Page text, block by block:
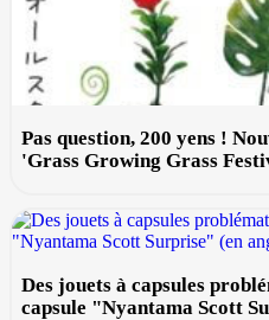
Pas question, 200 yens !
'Grass Growing Grass
Des jouets à capsules
capsule "Nyantama Scott